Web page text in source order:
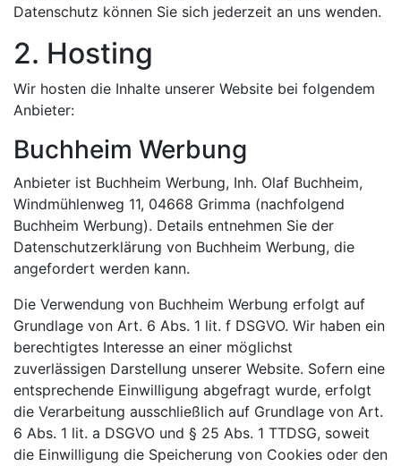
Datenschutz können Sie sich jederzeit an uns wenden.
2. Hosting
Wir hosten die Inhalte unserer Website bei folgendem
Anbieter:
Buchheim Werbung
Anbieter ist Buchheim Werbung, Inh. Olaf Buchheim,
Windmühlenweg 11, 04668 Grimma (nachfolgend
Buchheim Werbung). Details entnehmen Sie der
Datenschutzerklärung von Buchheim Werbung, die
angefordert werden kann.
Die Verwendung von Buchheim Werbung erfolgt auf
Grundlage von Art. 6 Abs. 1 lit. f DSGVO. Wir haben ein
berechtigtes Interesse an einer möglichst
zuverlässigen Darstellung unserer Website. Sofern eine
entsprechende Einwilligung abgefragt wurde, erfolgt
die Verarbeitung ausschließlich auf Grundlage von Art.
6 Abs. 1 lit. a DSGVO und § 25 Abs. 1 TTDSG, soweit
die Einwilligung die Speicherung von Cookies oder den